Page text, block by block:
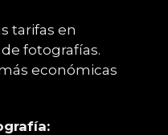
tarifas en
fotografías.
económicas